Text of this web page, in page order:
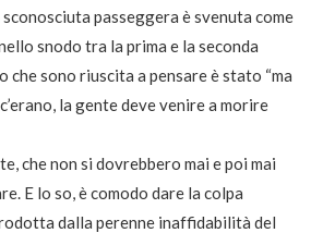
sconosciuta passeggera è svenuta come
snodo tra la prima e la seconda
sono riuscita a pensare è stato “ma
la gente deve venire a morire
che non si dovrebbero mai e poi mai
E lo so, è comodo dare la colpa
dalla perenne inaffidabilità del